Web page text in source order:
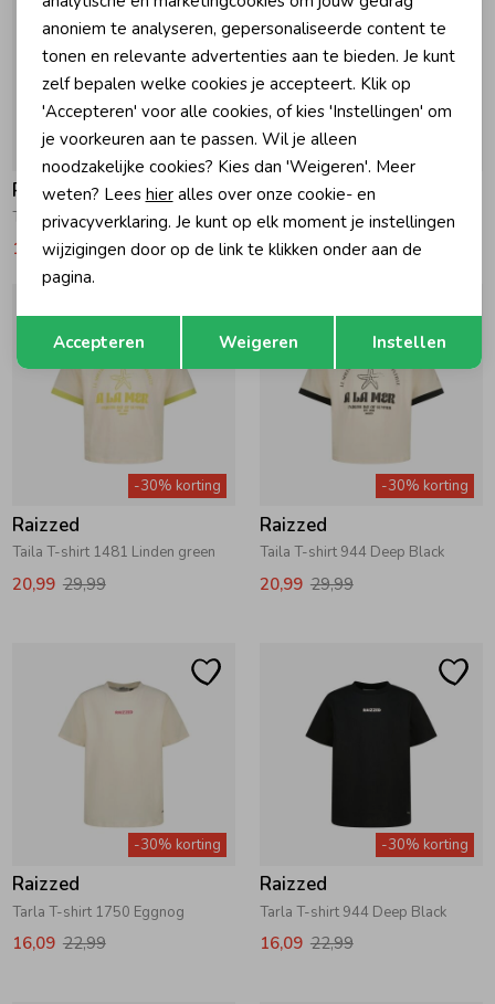
-30% korting
Raizzed
Taila T-shirt 796 Tannin
19,59 27,99
Raizzed
Tamara T-shirt 944 Deep Black
24,49 34,99
-30% korting
Raizzed
Taila T-shirt 1481 Linden green
20,99 29,99
-30% korting
Raizzed
Taila T-shirt 944 Deep Black
20,99 29,99
-30% korting
Raizzed
Tarla T-shirt 1750 Eggnog
16,09 22,99
-30% korting
Raizzed
Tarla T-shirt 944 Deep Black
16,09 22,99
Opslaan
anoniem te analyseren, gepersonaliseerde content te
tonen en relevante advertenties aan te bieden. Je kunt
zelf bepalen welke cookies je accepteert. Klik op
'Accepteren' voor alle cookies, of kies 'Instellingen' om
je voorkeuren aan te passen. Wil je alleen
noodzakelijke cookies? Kies dan 'Weigeren'. Meer
weten? Lees hieralles over onze cookie- en
privacyverklaring. Je kunt op elk moment je instellingen
wijzigingen door op de link te klikken onder aan de
pagina.
Accepteren Weigeren Instellen